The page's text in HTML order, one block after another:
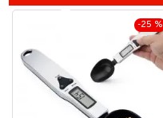
-25 %